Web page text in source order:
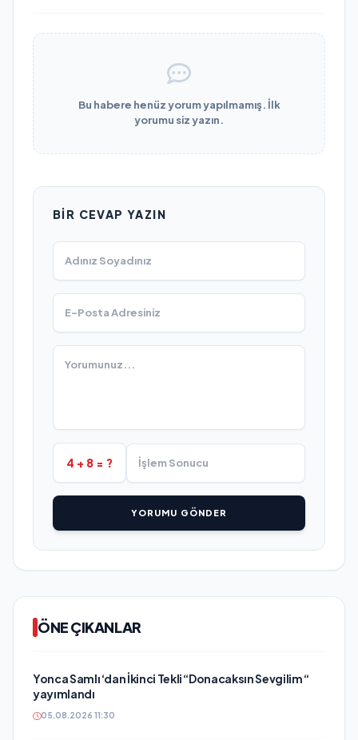
Bu habere henüz yorum yapılmamış. İlk
yorumu siz yazın.
BIR CEVAP YAZIN
4 + 8 = ?
YORUMU GÖNDER
ÖNE ÇIKANLAR
Yonca Samlı ‘dan İkinci Tekli “Donacaksın Sevgilim “
yayımlandı
05.08.2026 11:30